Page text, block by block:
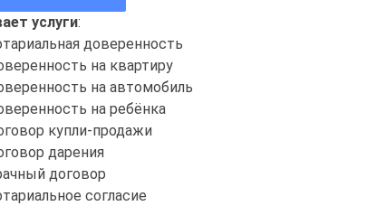
услуги:
доверенность
на квартиру
на автомобиль
на ребёнка
купли-продажи
дарения
договор
согласие